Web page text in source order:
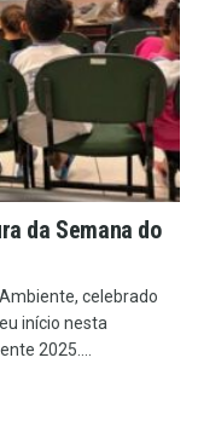
da Semana do
celebrado
início nesta
2025....